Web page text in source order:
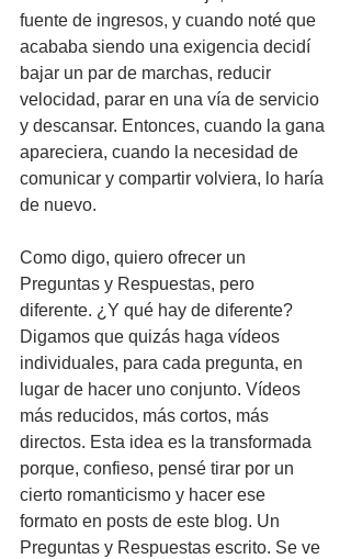
fuente de ingresos, y cuando noté que
acababa siendo una exigencia decidí
bajar un par de marchas, reducir
velocidad, parar en una vía de servicio
y descansar. Entonces, cuando la gana
apareciera, cuando la necesidad de
comunicar y compartir volviera, lo haría
de nuevo.
Como digo, quiero ofrecer un
Preguntas y Respuestas, pero
diferente. ¿Y qué hay de diferente?
Digamos que quizás haga vídeos
individuales, para cada pregunta, en
lugar de hacer uno conjunto. Vídeos
más reducidos, más cortos, más
directos. Esta idea es la transformada
porque, confieso, pensé tirar por un
cierto romanticismo y hacer ese
formato en posts de este blog. Un
Preguntas y Respuestas escrito. Se ve